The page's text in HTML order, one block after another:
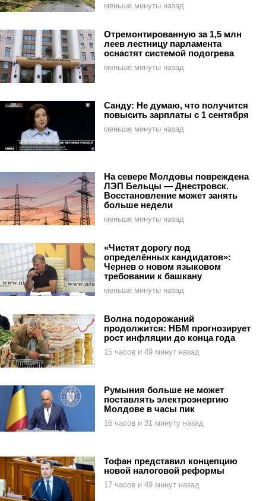
меньше минуты назад
Отремонтированную за 1,5 млн
леев лестницу парламента
оснастят системой подогрева
меньше минуты назад
Санду: Не думаю, что получится
повысить зарплаты с 1 сентября
меньше минуты назад
На севере Молдовы повреждена
ЛЭП Бельцы — Днестровск.
Восстановление может занять
больше недели
меньше минуты назад
«Чистят дорогу под
определённых кандидатов»:
Чернев о новом языковом
требовании к башкану
меньше минуты назад
Волна подорожаний
продолжится: НБМ прогнозирует
рост инфляции до конца года
15 часов и 49 минут назад
Румыния больше не может
поставлять электроэнергию
Молдове в часы пик
16 часов и 31 минуту назад
Тофан представил концепцию
новой налоговой реформы
17 часов и 49 минут назад